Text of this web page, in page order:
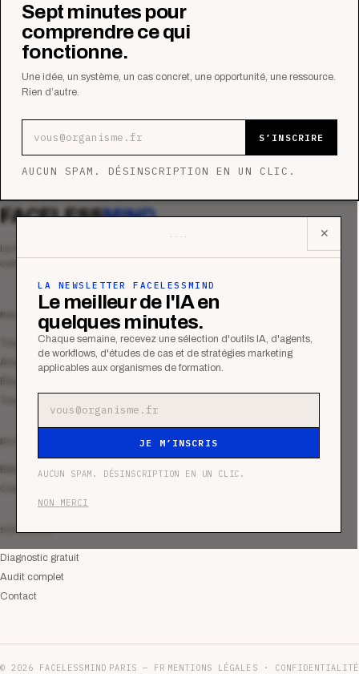
Sept minutes pour
comprendre ce qui
fonctionne.
Une idée, un système, un cas concret, une opportunité, une ressource.
Rien d’autre.
S’INSCRIRE
AUCUN SPAM. DÉSINSCRIPTION EN UN CLIC.
✕
LA NEWSLETTER FACELESSMIND
Le meilleur de l'IA en
quelques minutes.
Chaque semaine, recevez une sélection d'outils IA, d'agents,
de workflows, d'études de cas et de stratégies marketing
applicables aux organismes de formation.
JE M’INSCRIS
AUCUN SPAM. DÉSINSCRIPTION EN UN CLIC.
NON MERCI
FACELESSMIND
Le média qui mesurent la performance
commerciale des organismes de formation.
MAGAZINE
Tous les articles
Analyses
Études de cas
Tutoriels
RESSOURCES
Bibliothèque
Communauté
SERVICES
Diagnostic gratuit
Audit complet
Contact
© 2026 FACELESSMIND PARIS — FR MENTIONS LÉGALES · CONFIDENTIALITÉ